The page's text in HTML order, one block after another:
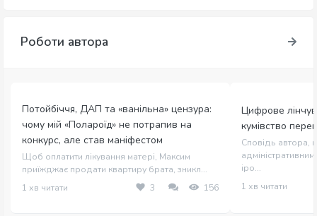
Роботи автора
Потойбіччя, ДАП та «ванільна» цензура:
чому мій «Полароїд» не потрапив на
конкурс, але став маніфестом
Щоб оплатити лікування матері, Максим
приїжджає продати квартиру брата, зникл...
1 хв читати
3 156
Цифрове
кумівство
Сповідь автора,
іро...
1 хв читати